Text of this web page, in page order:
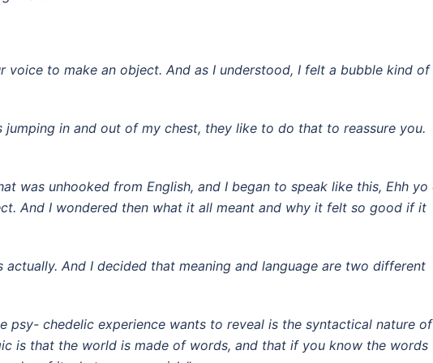
voice to make an object. And as I understood, I felt a bubble kind of
in and out of my chest, they like to do that to reassure you.
was unhooked from English, and I began to speak like this, Ehh yo
And I wondered then what it all meant and why it felt so good if it
And I decided that meaning and language are two different
psy- chedelic experience wants to reveal is the syntactical nature of
is that the world is made of words, and that if you know the words